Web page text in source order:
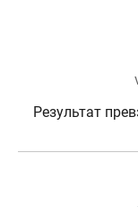
Результат